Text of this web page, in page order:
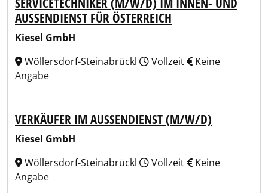
AUSSENDIENST FÜR ÖSTERREICH
Kiesel GmbH
Wöllersdorf-Steinabrückl
Vollzeit
Keine
Angabe
VERKÄUFER IM AUSSENDIENST (M/W/D)
Kiesel GmbH
Wöllersdorf-Steinabrückl
Vollzeit
Keine
Angabe